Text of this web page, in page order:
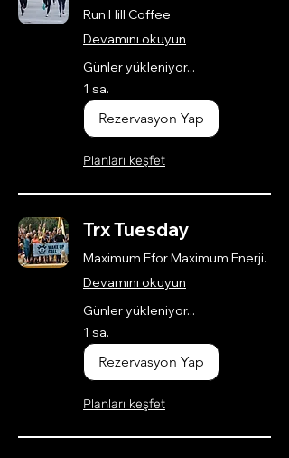
Run Hill Coffee
Devamını okuyun
Günler yükleniyor...
1 sa.
Rezervasyon Yap
Planları keşfet
Trx Tuesday
Maximum Efor Maximum Enerji.
Devamını okuyun
Günler yükleniyor...
1 sa.
Rezervasyon Yap
Planları keşfet